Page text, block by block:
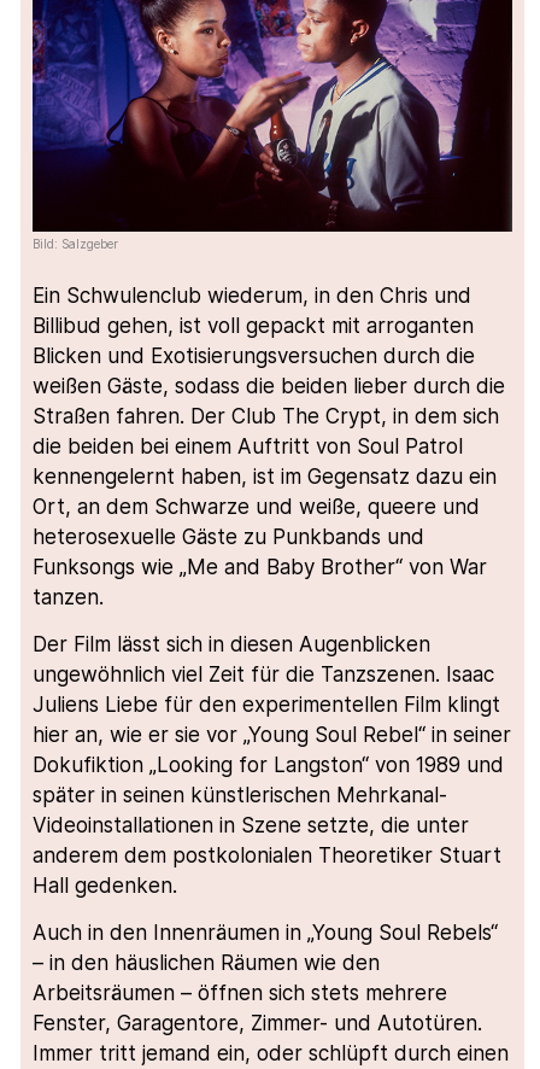
Bild: Salzgeber
Ein Schwulenclub wiederum, in den Chris und
Billibud gehen, ist voll gepackt mit arroganten
Blicken und Exotisierungsversuchen durch die
weißen Gäste, sodass die beiden lieber durch die
Straßen fahren. Der Club The Crypt, in dem sich
die beiden bei einem Auftritt von Soul Patrol
kennengelernt haben, ist im Gegensatz dazu ein
Ort, an dem Schwarze und weiße, queere und
heterosexuelle Gäste zu Punkbands und
Funksongs wie „Me and Baby Brother“ von War
tanzen.
Der Film lässt sich in diesen Augenblicken
ungewöhnlich viel Zeit für die Tanzszenen. Isaac
Juliens Liebe für den experimentellen Film klingt
hier an, wie er sie vor „Young Soul Rebel“ in seiner
Dokufiktion „Looking for Langston“ von 1989 und
später in seinen künstlerischen Mehrkanal-
Videoinstallationen in Szene setzte, die unter
anderem dem postkolonialen Theoretiker Stuart
Hall gedenken.
Auch in den Innenräumen in „Young Soul Rebels“
– in den häuslichen Räumen wie den
Arbeitsräumen – öffnen sich stets mehrere
Fenster, Garagentore, Zimmer- und Autotüren.
Immer tritt jemand ein, oder schlüpft durch einen